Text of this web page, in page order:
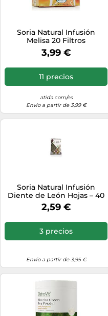
Soria Natural Infusión
Melisa 20 Filtros
3,99 €
11 precios
atida.com/es
Envío a partir de 3,99 €
Soria Natural Infusión
Diente de León Hojas – 40
g
2,59 €
3 precios
Envío a partir de 3,95 €